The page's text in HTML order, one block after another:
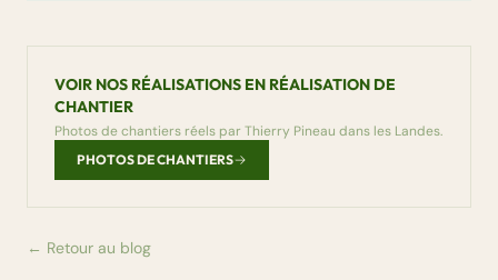
VOIR NOS RÉALISATIONS EN RÉALISATION DE
CHANTIER
Photos de chantiers réels par Thierry Pineau dans les Landes.
PHOTOS DE CHANTIERS
← Retour au blog